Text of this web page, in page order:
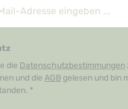
die Datenschutzbestimmungen
und die AGB gelesen und bin
*